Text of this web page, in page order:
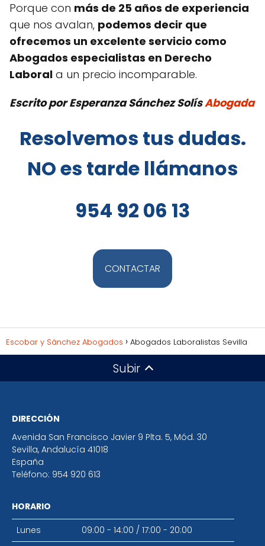
Porque con más de 25 años de experiencia
que nos avalan, podemos decir que
ofrecemos un excelente servicio como
Abogados especialistas en Derecho
Laboral a un precio incomparable.
Escrito porEsperanza Sánchez SolísAbogada
Resolvemos tus dudas.
NO es tarde llámanos
954 92 06 13
CONTACTAR
Escobar y Sánchez Abogados Abogados Laboralistas Sevilla
Subir
DIRECCIÓN
Avenida San Francisco Javier 9 Plta. 5, Mód. 30
Sevilla, Andalucía 41018
España
Teléfono: 954 920 613
HORARIO
Lunes
09:00 - 14:00 / 17:00 - 20:00